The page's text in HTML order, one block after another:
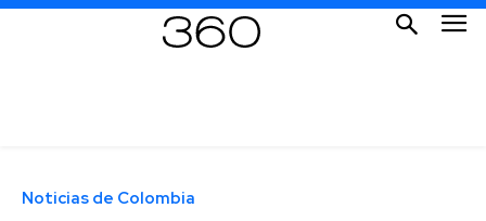
Noticias de Colombia